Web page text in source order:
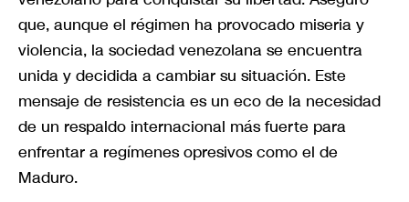
que, aunque el régimen ha provocado miseria y
violencia, la sociedad venezolana se encuentra
unida y decidida a cambiar su situación. Este
mensaje de resistencia es un eco de la necesidad
de un respaldo internacional más fuerte para
enfrentar a regímenes opresivos como el de
Maduro.